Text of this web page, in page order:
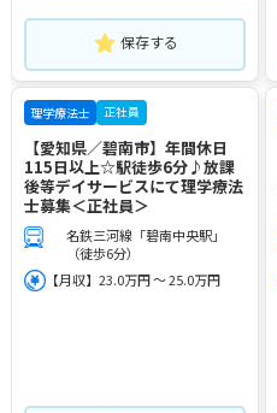
保存する
理学療法士 正社員
【愛知県／碧南市】年間休日
115日以上☆駅徒歩6分♪放課
後等デイサービスにて理学療法
士募集＜正社員＞
名鉄三河線「碧南中央駅」
（徒歩6分）
【月収】23.0万円 ～ 25.0万円